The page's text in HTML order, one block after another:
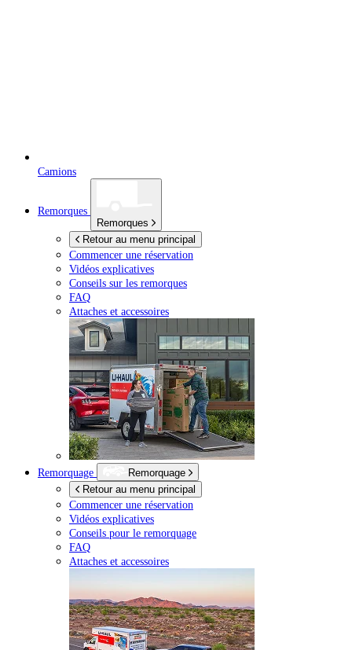
Camions
Remorques
Remorques
Retour au menu principal
Commencer une réservation
Vidéos explicatives
Conseils sur les remorques
FAQ
Attaches et accessoires
Remorquage
Remorquage
Retour au menu principal
Commencer une réservation
Vidéos explicatives
Conseils pour le remorquage
FAQ
Attaches et accessoires